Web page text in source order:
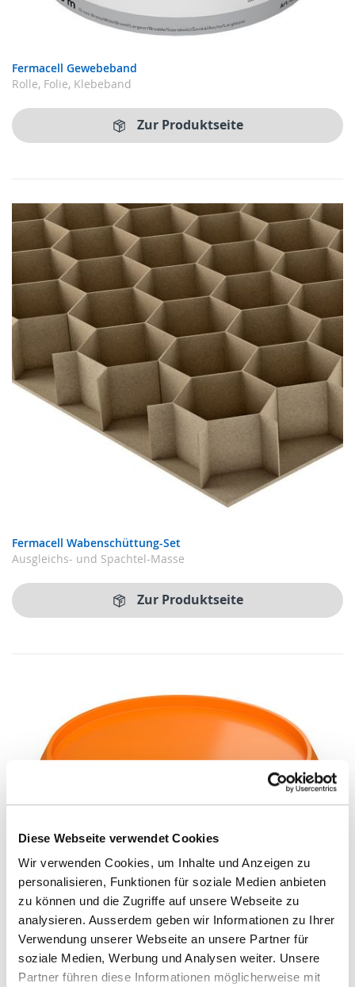
Diese Webseite verwendet Cookies
Wir verwenden Cookies, um Inhalte und Anzeigen zu
personalisieren, Funktionen für soziale Medien anbieten
zu können und die Zugriffe auf unsere Webseite zu
analysieren. Ausserdem geben wir Informationen zu Ihrer
Verwendung unserer Webseite an unsere Partner für
soziale Medien, Werbung und Analysen weiter. Unsere
Partner führen diese Informationen möglicherweise mit
Fermacell Gewebeband
Rolle, Folie, Klebeband
Zur Produktseite
Fermacell Wabenschüttung-Set
Ausgleichs- und Spachtel-Masse
Zur Produktseite